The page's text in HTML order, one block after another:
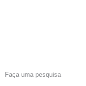
Faça uma pesquisa